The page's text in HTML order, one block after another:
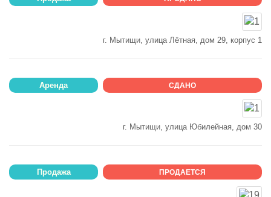
г. Мытищи, улица Лётная, дом 29, корпус 1
Аренда СДАНО
г. Мытищи, улица Юбилейная, дом 30
Продажа ПРОДАЕТСЯ